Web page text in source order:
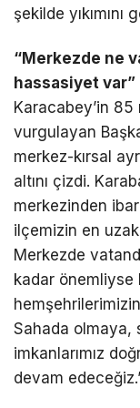
şekilde
“Merkezde ne
hassasiyet var”
Karacabey’in
vurgulayan
merkez-kırsal
altını çizdi.
merkezinden
ilçemizin en
Merkezde
kadar önemliyse
Sahada olmaya,
imkanlarımız
devam